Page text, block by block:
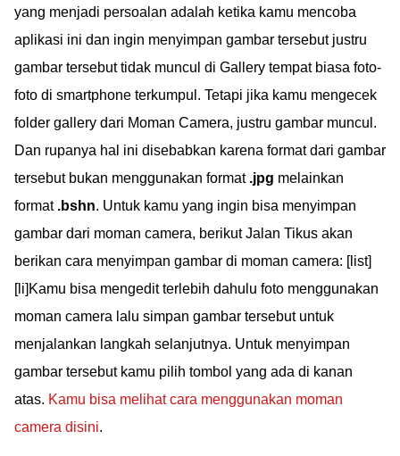
yang menjadi persoalan adalah ketika kamu mencoba
aplikasi ini dan ingin menyimpan gambar tersebut justru
gambar tersebut tidak muncul di Gallery tempat biasa foto-
foto di smartphone terkumpul. Tetapi jika kamu mengecek
folder gallery dari Moman Camera, justru gambar muncul.
Dan rupanya hal ini disebabkan karena format dari gambar
tersebut bukan menggunakan format .jpg melainkan
format .bshn. Untuk kamu yang ingin bisa menyimpan
gambar dari moman camera, berikut Jalan Tikus akan
berikan cara menyimpan gambar di moman camera: [list]
[li]Kamu bisa mengedit terlebih dahulu foto menggunakan
moman camera lalu simpan gambar tersebut untuk
menjalankan langkah selanjutnya. Untuk menyimpan
gambar tersebut kamu pilih tombol yang ada di kanan
atas. Kamu bisa melihat cara menggunakan moman
camera disini.